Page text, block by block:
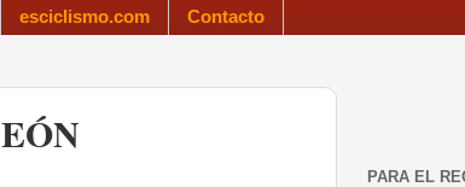
esciclismo.com Contacto
PARA EL